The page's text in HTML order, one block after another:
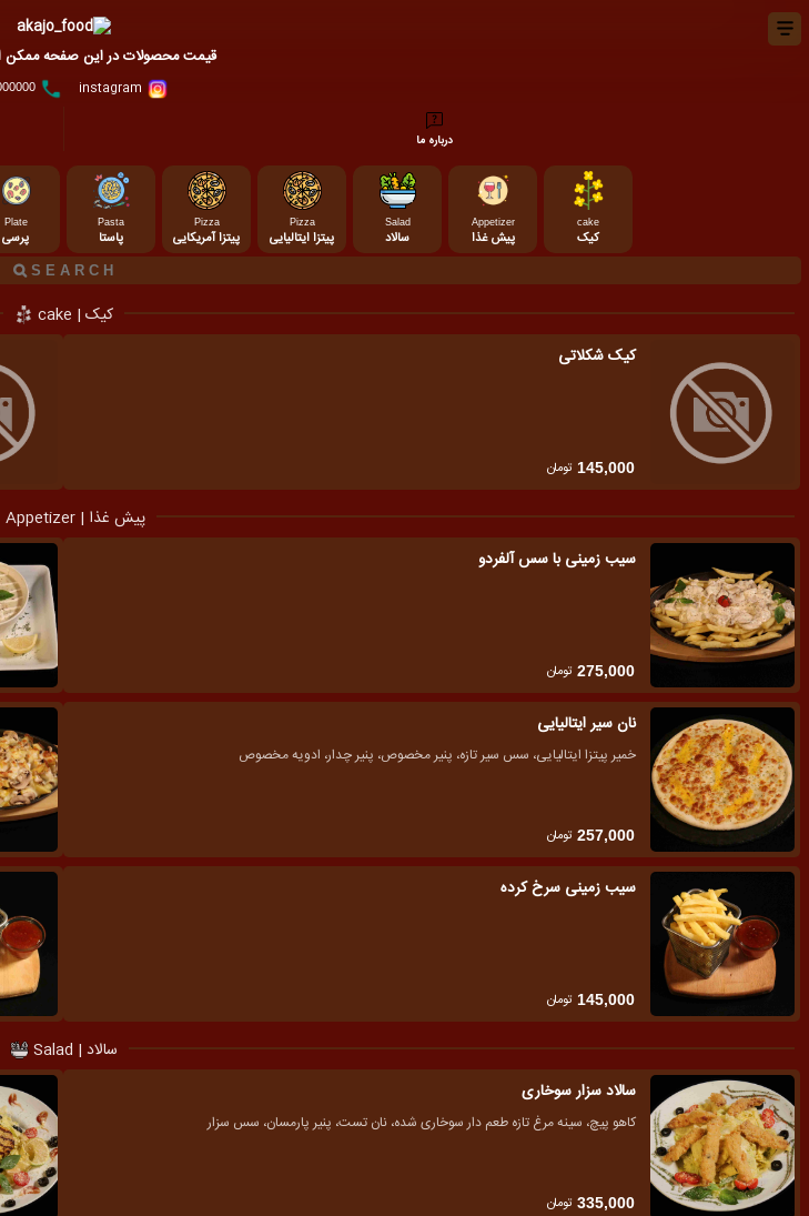
قیمت محصولات در این صفحه ممکن
021-00000000
درباره ما
cake
کیک
Appetizer
پیش غذا
Salad
سالاد
Pizza
پیتزا ایتالیایی
Pizza
پیتزا آمریکایی
Pasta
پاستا
Plate
پرسی
کیک | cake
کیک شکلاتی
145,000 تومان
پیش غذا | Appetizer
سیب زمینی با سس آلفردو
275,000 تومان
نان سیر ایتالیایی
خمیر پیتزا ایتالیایی، سس سیر تازه، پنیر مخصوص، پنیر چدار، ادویه مخصوص
257,000 تومان
سیب زمینی سرخ کرده
145,000 تومان
سالاد | Salad
سالاد سزار سوخاری
کاهو پیچ، سینه مرغ تازه طعم دار سوخاری شده، نان تست، پنیر پارمسان، سس سزار
335,000 تومان